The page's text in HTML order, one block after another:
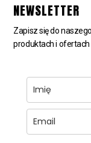
NEWSLETTER
Zapisz się do
produktach i ofertach